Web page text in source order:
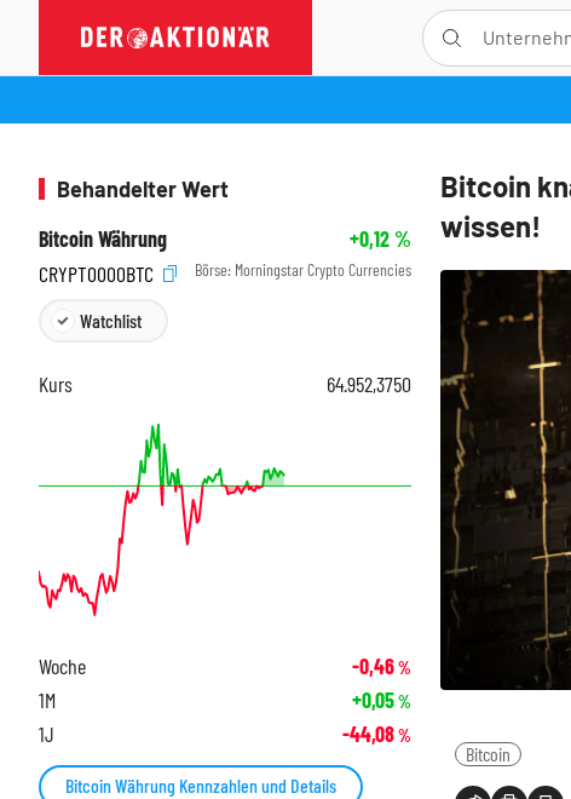
Bitcoin
wissen!
Bitcoin
Behandelter Wert
Bitcoin Währung
+0,12%
CRYPT0000BTC
Börse: Morningstar Crypto Currencies
Watchlist
Kurs 64.952,3750
Woche -0,46%
1M +0,05%
1J -44,08%
Bitcoin Währung Kennzahlen und Details